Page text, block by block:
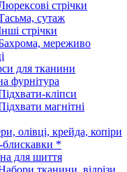
стрічки
сутаж
стрічки
мереживо
для тканини
фурнітура
кліпси
магнітні
олівці, крейда, копіри
*
для шиття
тканини, відрізи